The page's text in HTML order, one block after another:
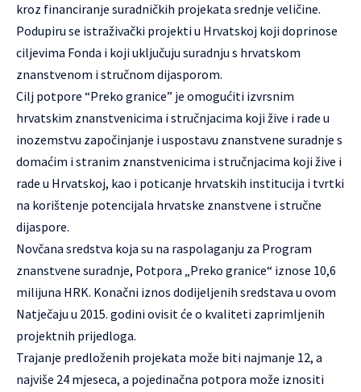
kroz financiranje suradničkih projekata srednje veličine.
Podupiru se istraživački projekti u Hrvatskoj koji doprinose
ciljevima Fonda i koji uključuju suradnju s hrvatskom
znanstvenom i stručnom dijasporom.
Cilj potpore “Preko granice” je omogućiti izvrsnim
hrvatskim znanstvenicima i stručnjacima koji žive i rade u
inozemstvu započinjanje i uspostavu znanstvene suradnje s
domaćim i stranim znanstvenicima i stručnjacima koji žive i
rade u Hrvatskoj, kao i poticanje hrvatskih institucija i tvrtki
na korištenje potencijala hrvatske znanstvene i stručne
dijaspore.
Novčana sredstva koja su na raspolaganju za Program
znanstvene suradnje, Potpora „Preko granice“ iznose 10,6
milijuna HRK. Konačni iznos dodijeljenih sredstava u ovom
Natječaju u 2015. godini ovisit će o kvaliteti zaprimljenih
projektnih prijedloga.
Trajanje predloženih projekata može biti najmanje 12, a
najviše 24 mjeseca, a pojedinačna potpora može iznositi